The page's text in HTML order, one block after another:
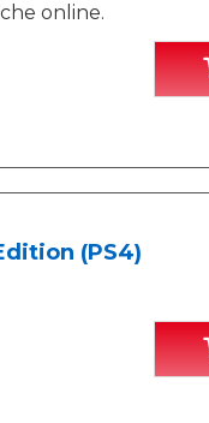
online.
(PS4)